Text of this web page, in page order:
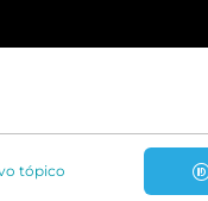
tópico